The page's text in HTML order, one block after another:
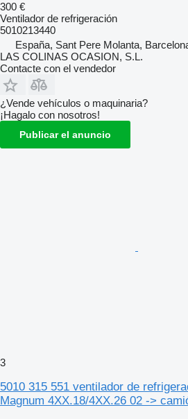
300 €
Ventilador de refrigeración
5010213440
España, Sant Pere Molanta,
LAS COLINAS OCASION, S.L.
Contacte con el vendedor
¿Vende vehículos o maquinaria?
¡Hagalo con nosotros!
Publicar el anuncio
3
5010 315 551 ventilador de
Magnum 4XX.18/4XX.26 02 ->